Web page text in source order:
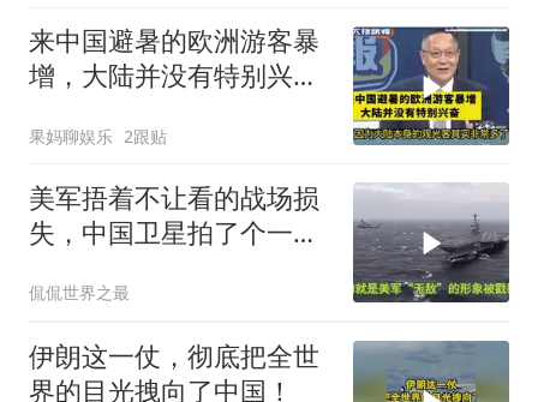
来中国避暑的欧洲游客暴
增，大陆并没有特别兴
果妈聊娱乐 2跟贴
美军捂着不让看的战场损
失，中国卫星拍了个一清
侃侃世界之最
伊朗这一仗，彻底把全世
界的目光拽向了中国！